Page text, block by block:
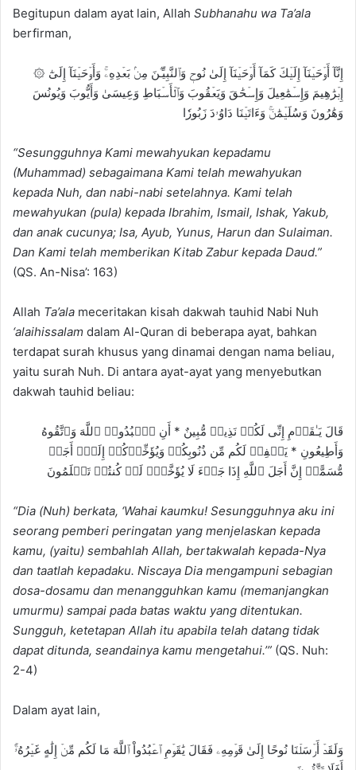
Begitupun dalam ayat lain, Allah Subhanahu wa Ta’ala
berfirman,
۞ إِنَّآ أَوۡحَيۡنَآ إِلَيۡكَ كَمَآ أَوۡحَيۡنَآ إِلَىٰ نُوحٖ وَٱلنَّبِيِّـۧنَ مِنۢ بَعۡدِهِۦۚ وَأَوۡحَيۡنَآ إِلَىٰٓ
إِبۡرَٰهِيمَ وَإِسۡمَٰعِيلَ وَإِسۡحَٰقَ وَيَعۡقُوبَ وَٱلۡأَسۡبَاطِ وَعِيسَىٰ وَأَيُّوبَ وَيُونُسَ
وَهَٰرُونَ وَسُلَيۡمَٰنَۚ وَءَاتَيۡنَا دَاوُۥدَ زَبُورٗا
“Sesungguhnya Kami mewahyukan kepadamu
(Muhammad) sebagaimana Kami telah mewahyukan
kepada Nuh, dan nabi-nabi setelahnya. Kami telah
mewahyukan (pula) kepada Ibrahim, Ismail, Ishak, Yakub,
dan anak cucunya; Isa, Ayub, Yunus, Harun dan Sulaiman.
Dan Kami telah memberikan Kitab Zabur kepada Daud.”
(QS. An-Nisa’: 163)
Allah Ta’ala meceritakan kisah dakwah tauhid Nabi Nuh
‘alaihissalam dalam Al-Quran di beberapa ayat, bahkan
terdapat surah khusus yang dinamai dengan nama beliau,
yaitu surah Nuh. Di antara ayat-ayat yang menyebutkan
dakwah tauhid beliau:
قَالَ یَـٰقَوۡمِ إِنِّی لَكُمۡ نَذِیرࣱ مُّبِینٌ * أَنِ ٱعۡبُدُوا۟ ٱللَّهَ وَٱتَّقُوهُ
وَأَطِیعُونِ * یَغۡفِرۡ لَكُم مِّن ذُنُوبِكُمۡ وَیُؤَخِّرۡكُمۡ إِلَىٰۤ أَجَلࣲ
مُّسَمًّىۚ إِنَّ أَجَلَ ٱللَّهِ إِذَا جَاۤءَ لَا یُؤَخَّرُۚ لَوۡ كُنتُمۡ تَعۡلَمُونَ
“Dia (Nuh) berkata, ‘Wahai kaumku! Sesungguhnya aku ini
seorang pemberi peringatan yang menjelaskan kepada
kamu, (yaitu) sembahlah Allah, bertakwalah kepada-Nya
dan taatlah kepadaku. Niscaya Dia mengampuni sebagian
dosa-dosamu dan menangguhkan kamu (memanjangkan
umurmu) sampai pada batas waktu yang ditentukan.
Sungguh, ketetapan Allah itu apabila telah datang tidak
dapat ditunda, seandainya kamu mengetahui.’” (QS. Nuh:
2-4)
Dalam ayat lain,
وَلَقَدۡ أَرۡسَلۡنَا نُوحًا إِلَىٰ قَوۡمِهِۦ فَقَالَ يَٰقَوۡمِ ٱعۡبُدُواْ ٱللَّهَ مَا لَكُم مِّنۡ إِلَٰهٍ غَيۡرُهُۥٓۚ